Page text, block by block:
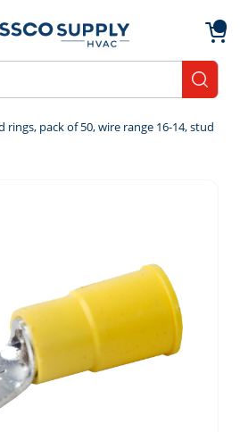
rings, pack of 50, wire range 16-14, stud